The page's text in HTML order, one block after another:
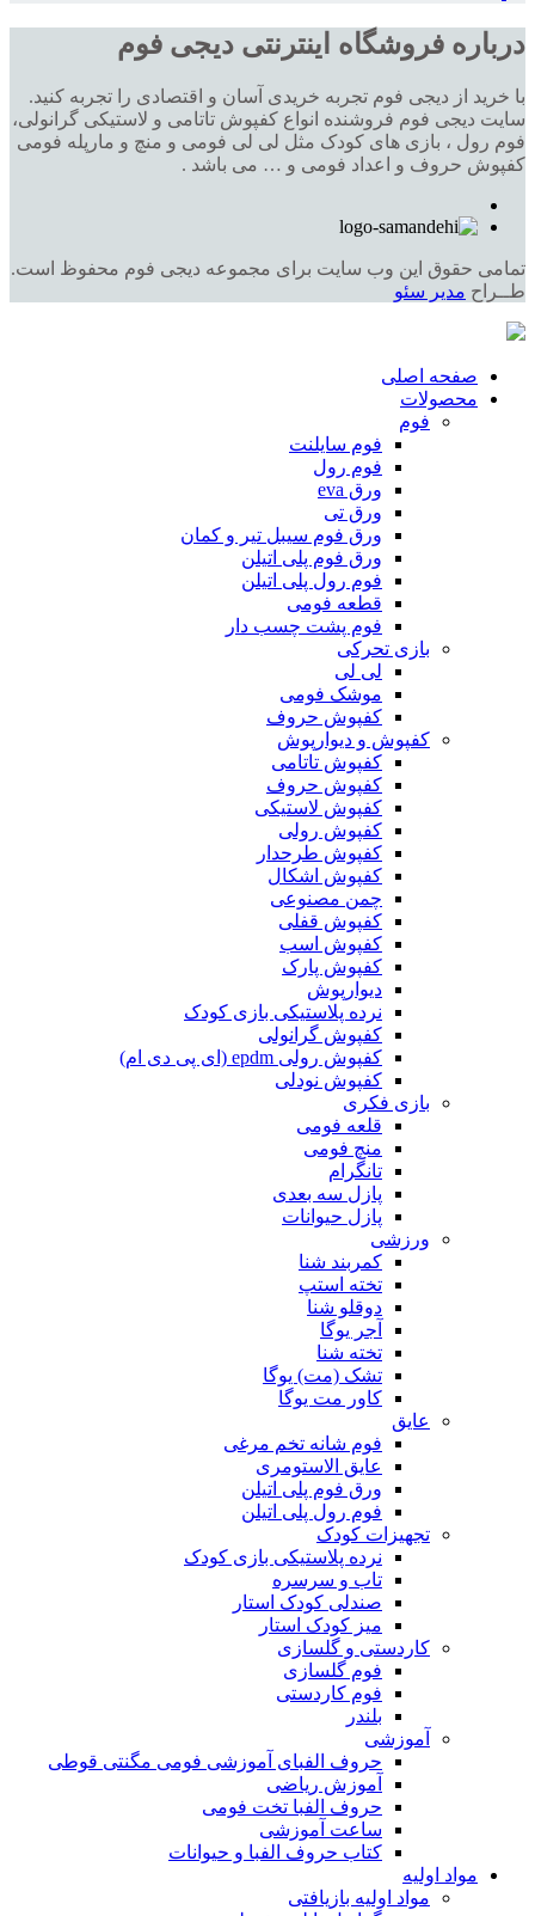
درباره فروشگاه اینترنتی دیجی فوم
با خرید از دیجی فوم تجربه خریدی آسان و اقتصادی را تجربه کنید.
سایت دیجی فوم فروشنده انواع کفپوش تاتامی و لاستیکی گرانولی،
فوم رول ، بازی های کودک مثل لی لی فومی و منچ و مارپله فومی
کفپوش حروف و اعداد فومی و … می باشد .
تمامی حقوق این وب سایت برای مجموعه دیجی فوم محفوظ است.
طــراح مدیر سئو
صفحه اصلی
محصولات
فوم
فوم سایلنت
فوم رول
ورق eva
ورق تی
ورق فوم سیبل تیر و کمان
ورق فوم پلی اتیلن
فوم رول پلی اتیلن
قطعه فومی
فوم پشت چسب دار
بازی تحرکی
لی لی
موشک فومی
کفپوش حروف
کفپوش و دیوارپوش
کفپوش تاتامی
کفپوش حروف
کفپوش لاستیکی
کفپوش رولی
کفپوش طرحدار
کفپوش اشکال
چمن مصنوعی
کفپوش قفلی
کفپوش اسب
کفپوش پارک
دیوارپوش
نرده پلاستیکی بازی کودک
کفپوش گرانولی
کفپوش رولی epdm (ای پی دی ام)
کفپوش نودلی
بازی فکری
قلعه فومی
منچ فومی
تانگرام
پازل سه بعدی
پازل حیوانات
ورزشی
کمربند شنا
تخته استپ
دوقلو شنا
آجر یوگا
تخته شنا
تشک (مت) یوگا
کاور مت یوگا
عایق
فوم شانه تخم مرغی
عایق الاستومری
ورق فوم پلی اتیلن
فوم رول پلی اتیلن
تجهیزات کودک
نرده پلاستیکی بازی کودک
تاب و سرسره
صندلی کودک استار
میز کودک استار
کاردستی و گلسازی
فوم گلسازی
فوم کاردستی
بلندر
آموزشی
حروف الفبای آموزشی فومی مگنتی قوطی
آموزش ریاضی
حروف الفبا تخت فومی
ساعت آموزشی
کتاب حروف الفبا و حیوانات
مواد اولیه
مواد اولیه بازیافتی